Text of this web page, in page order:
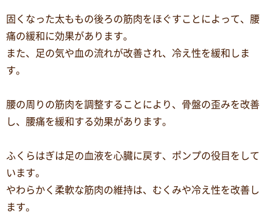
固くなった太ももの後ろの筋肉をほぐすことによって、腰
痛の緩和に効果があります。
また、足の気や血の流れが改善され、冷え性を緩和しま
す。
腰の周りの筋肉を調整することにより、骨盤の歪みを改善
し、腰痛を緩和する効果があります。
ふくらはぎは足の血液を心臓に戻す、ポンプの役目をして
います。
やわらかく柔軟な筋肉の維持は、むくみや冷え性を改善し
ます。